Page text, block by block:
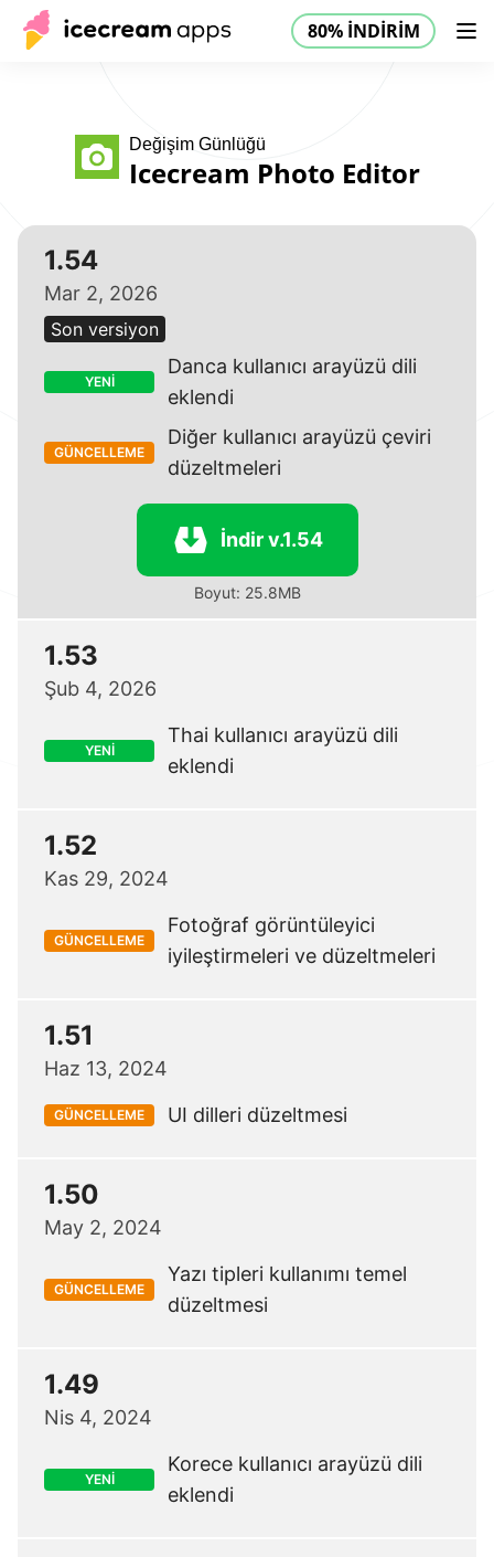
80% İNDİRİM
Ürünler Yardım Merkezi 80% İNDİRİM
TR
Değişim Günlüğü
Icecream Photo Editor
1.54
Mar 2, 2026
Son versiyon
YENİ
Danca kullanıcı arayüzü dili
eklendi
GÜNCELLEME
Diğer kullanıcı arayüzü çeviri
düzeltmeleri
İndir v.1.54
Boyut: 25.8MB
1.53
Şub 4, 2026
YENİ
Thai kullanıcı arayüzü dili
eklendi
1.52
Kas 29, 2024
GÜNCELLEME
Fotoğraf görüntüleyici
iyileştirmeleri ve düzeltmeleri
1.51
Haz 13, 2024
GÜNCELLEME UI dilleri düzeltmesi
1.50
May 2, 2024
GÜNCELLEME
Yazı tipleri kullanımı temel
düzeltmesi
1.49
Nis 4, 2024
YENİ
Korece kullanıcı arayüzü dili
eklendi